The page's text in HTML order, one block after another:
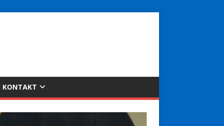
KONTAKT